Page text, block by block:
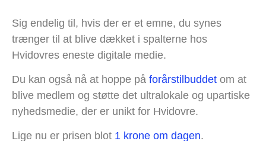
Sig endelig til, hvis der er et emne, du synes
trænger til at blive dækket i spalterne hos
Hvidovres eneste digitale medie.
Du kan også nå at hoppe på forårstilbuddet om at
blive medlem og støtte det ultralokale og upartiske
nyhedsmedie, der er unikt for Hvidovre.
Lige nu er prisen blot 1 krone om dagen.